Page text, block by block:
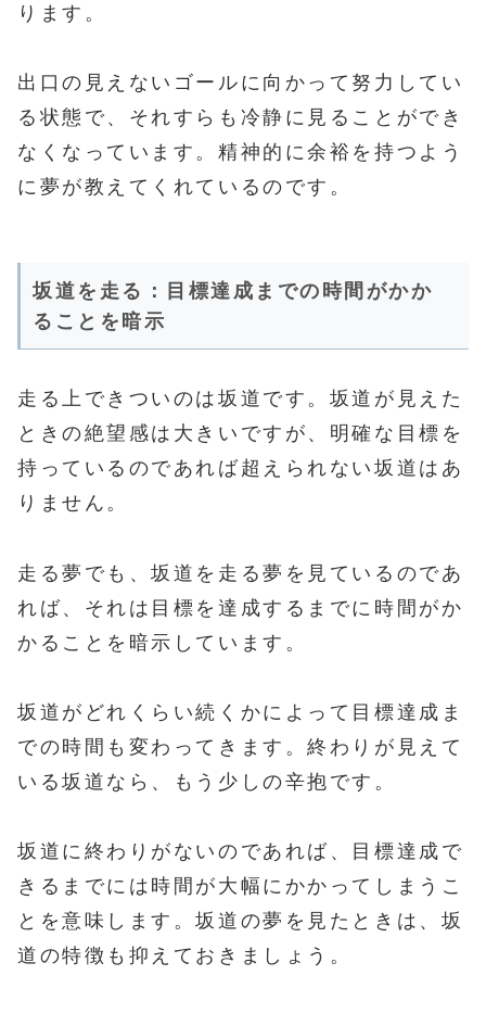
ります。
出口の見えないゴールに向かって努力してい
る状態で、それすらも冷静に見ることができ
なくなっています。精神的に余裕を持つよう
に夢が教えてくれているのです。
坂道を走る：目標達成までの時間がかか
ることを暗示
走る上できついのは坂道です。坂道が見えた
ときの絶望感は大きいですが、明確な目標を
持っているのであれば超えられない坂道はあ
りません。
走る夢でも、坂道を走る夢を見ているのであ
れば、それは目標を達成するまでに時間がか
かることを暗示しています。
坂道がどれくらい続くかによって目標達成ま
での時間も変わってきます。終わりが見えて
いる坂道なら、もう少しの辛抱です。
坂道に終わりがないのであれば、目標達成で
きるまでには時間が大幅にかかってしまうこ
とを意味します。坂道の夢を見たときは、坂
道の特徴も抑えておきましょう。